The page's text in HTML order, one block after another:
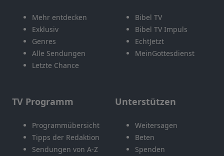
Mehr entdecken
Exklusiv
Genres
Alle Sendungen
Letzte Chance
Bibel TV
Bibel TV Impuls
EchtJetzt
MeinGottesdienst
TV Programm
Programmübersicht
Tipps der Redaktion
Sendungen von A-Z
Unterstützen
Weitersagen
Beten
Spenden